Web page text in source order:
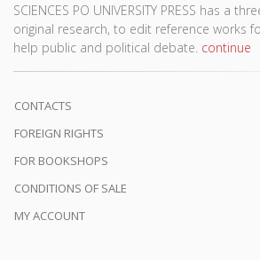
SCIENCES PO UNIVERSITY PRESS has a
original research, to edit reference works
help public and political debate. continue
CONTACTS
FOREIGN RIGHTS
FOR BOOKSHOPS
CONDITIONS OF SALE
MY ACCOUNT